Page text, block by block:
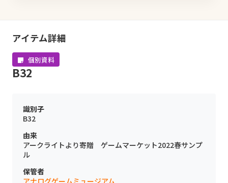
アイテム詳細
個別資料
B32
識別子
B32
由来
アークライトより寄贈 ゲームマーケット2022春サンプ
ル
保管者
アナログゲームミュージアム